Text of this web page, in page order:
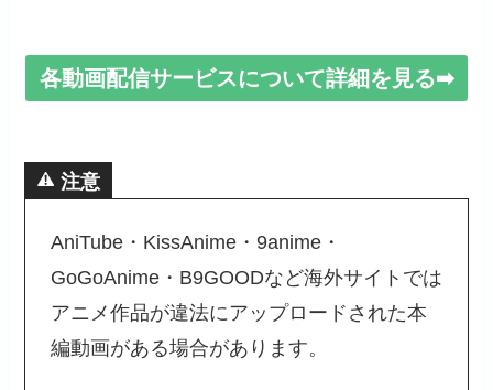
各動画配信サービスについて詳細を見る➡
注意
AniTube・KissAnime・9anime・
GoGoAnime・B9GOODなど海外サイトでは
アニメ作品が違法にアップロードされた本
編動画がある場合があります。